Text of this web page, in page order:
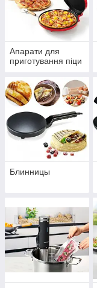
Апарати для
приготування піци
Блинницы